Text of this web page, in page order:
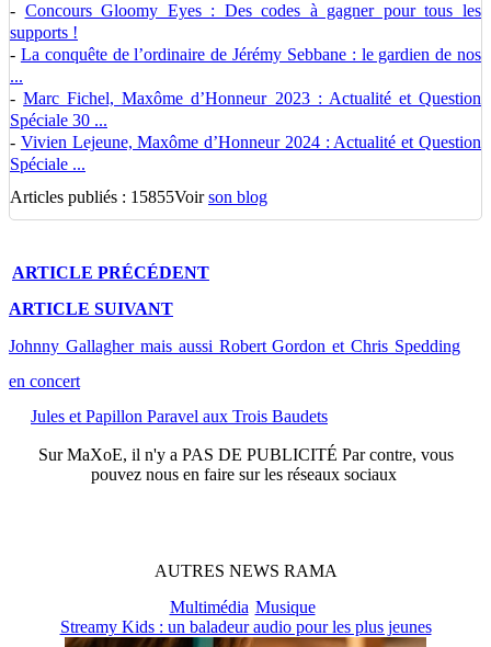
- Concours Gloomy Eyes : Des codes à gagner pour tous les
supports !
- La conquête de l’ordinaire de Jérémy Sebbane : le gardien de nos
...
-Marc Fichel, Maxôme d’Honneur 2023 : Actualité et Question
Spéciale 30 ...
- Vivien Lejeune, Maxôme d’Honneur 2024 : Actualité et Question
Spéciale ...
Articles publiés : 15855Voirson blog
ARTICLE PRÉCÉDENT
ARTICLE SUIVANT
Johnny Gallagher mais aussi Robert Gordon et Chris Spedding
en concert
Jules et Papillon Paravel aux Trois Baudets
SurMaXoE, il n'y a PAS DE PUBLICITÉ Par contre, vous
pouvez nous en faire sur les réseaux sociaux
AUTRES NEWS RAMA
Multimédia Musique
Streamy Kids : un baladeur audio pour les plus jeunes